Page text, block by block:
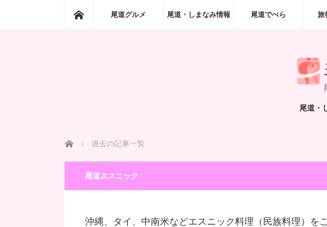
ホーム尾道グルメ 尾道・しまなみ情報 尾道でべら 旅
尾道・
ホーム 過去の記事一覧
尾道エスニック
沖縄、タイ、中南米などエスニック料理（民族料理）をご